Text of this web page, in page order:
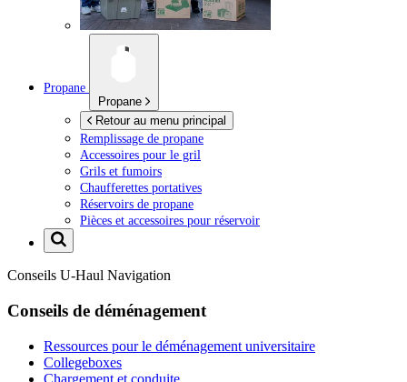
Propane
Propane
Retour au menu principal
Remplissage de propane
Accessoires pour le gril
Grils et fumoirs
Chaufferettes portatives
Réservoirs de propane
Pièces et accessoires pour réservoir
Conseils U-Haul Navigation
Conseils de déménagement
Ressources pour le déménagement universitaire
Collegeboxes
Chargement et conduite